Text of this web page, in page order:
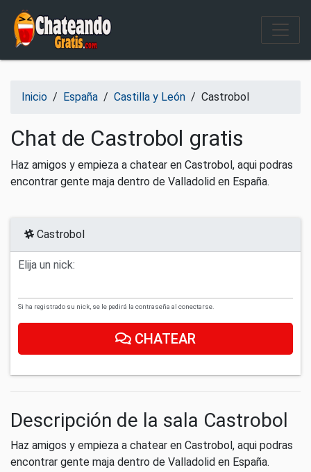
Salir del contenido
Inicio / España / Castilla y León / Castrobol
Chat de Castrobol gratis
Haz amigos y empieza a chatear en Castrobol, aqui podras
encontrar gente maja dentro de Valladolid en España.
Castrobol
Elija un nick:
Si ha registrado su nick, se le pedirá la contraseña al conectarse.
CHATEAR
Descripción de la sala Castrobol
Haz amigos y empieza a chatear en Castrobol, aqui podras
encontrar gente maja dentro de Valladolid en España.